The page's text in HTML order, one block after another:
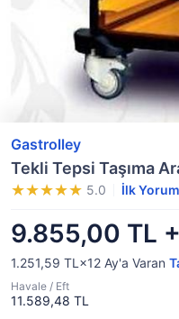
Gastrolley
Tekli Tepsi Taşıma
5.0 İlk
9.855,00 TL
1.251,59 TL×12 Ay'a Varan
Havale / Eft
11.589,48 TL